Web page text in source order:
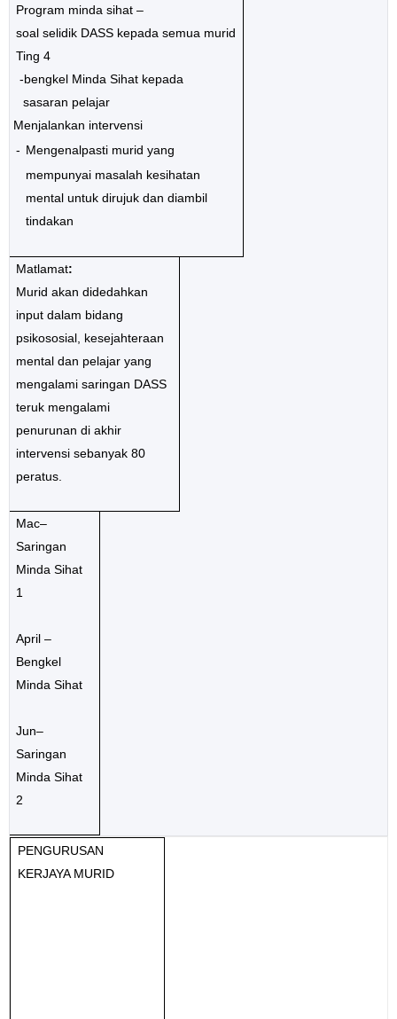
Program minda sihat –
soal selidik DASS kepada semua murid
Ting 4
-bengkel Minda Sihat kepada
sasaran pelajar
Menjalankan intervensi
- Mengenalpasti murid yang
mempunyai masalah kesihatan
mental untuk dirujuk dan diambil
tindakan
Matlamat:
Murid akan didedahkan
input dalam bidang
psikososial, kesejahteraan
mental dan pelajar yang
mengalami saringan DASS
teruk mengalami
penurunan di akhir
intervensi sebanyak 80
peratus.
Mac–
Saringan
Minda Sihat
1
April –
Bengkel
Minda Sihat
Jun–
Saringan
Minda Sihat
2
PENGURUSAN
KERJAYA MURID